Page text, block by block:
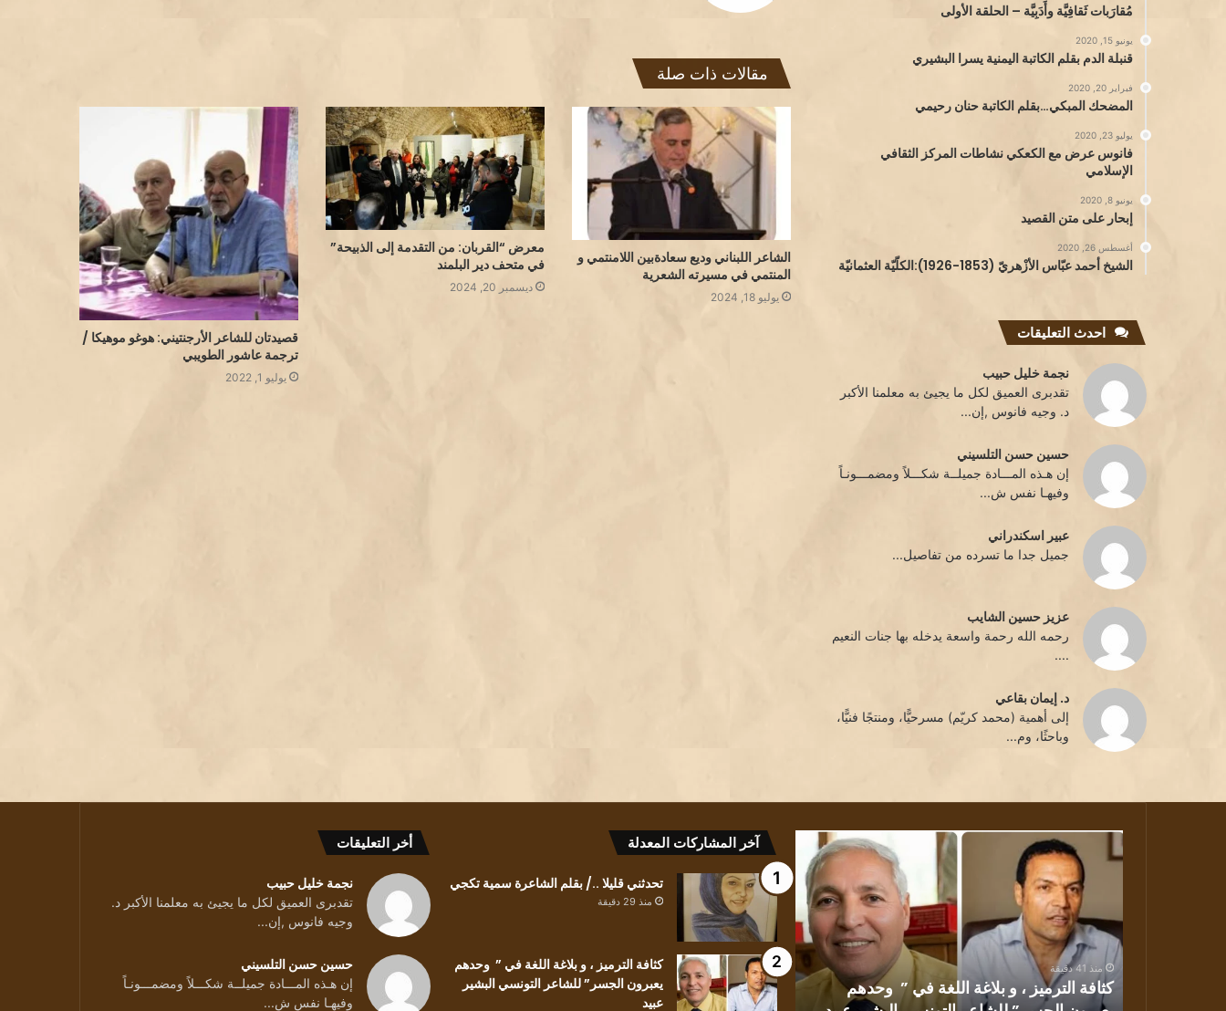
مقالات ذات صلة
الشاعر اللبناني وديع سعادةبين اللامنتمي و
المنتمي في مسيرته الشعرية
يوليو 18, 2024
معرض “القربان: من التقدمة إلى الذبيحة”
في متحف دير البلمند
ديسمبر 20, 2024
قصيدتان للشاعر الأرجنتيني: هوغو موهيكا /
ترجمة عاشور الطويبي
يوليو 1, 2022
مُقارَبات ثَقافِيَّة وأَدَبِيَّة – الحلقة الأولى
يونيو 15, 2020
قنبلة الدم بقلم الكاتبة اليمنية يسرا البشيري
فبراير 20, 2020
المضحك المبكي…بقلم الكاتبة حنان رحيمي
يوليو 23, 2020
فانوس عرض مع الكعكي نشاطات المركز الثقافي
الإسلامي
يونيو 8, 2020
إبحار على متن القصيد
أغسطس 26, 2020
الشيخ أحمد عبّاس الأزْهريّ (1853-1926):الكلّيّة العثمانيّة
احدث التعليقات
نجمة خليل حبيب
تقدبرى العميق لكل ما يجيئ به معلمنا الأكبر
د. وجيه فانوس ,إن...
حسين حسن التلسيني
إن هـذه المـــادة جميلــة شكـــلاً ومضمـــونـاً
وفيهـا نفس ش...
عبير اسكندراني
جميل جدا ما تسرده من تفاصيل...
عزيز حسين الشايب
رحمه الله رحمة واسعة يدخله بها جنات النعيم
....
د. إيمان بقاعي
إلى أهمية (محمد كريّم) مسرحيًّا، ومنتجًا فنيًّا،
وباحثًا، وم...
كثافة
الترميز
بلاغة
اللغة
في
” وحدهم
يعبرون
منذ 41 دقيقة
كثافة الترميز ، و بلاغة اللغة في ” وحدهم
تشمّع
الليل/
بقلم
الأديبة
إقبال
الشايب
غانم
منذ 55 دقيقة
الشاعرة
منذ 29 دقيقة
آخر المشاركات المعدلة
تحدثني قليلا ../ بقلم الشاعرة سمية تكجي
منذ 29 دقيقة
كثافة الترميز ، و بلاغة اللغة في ” وحدهم
يعبرون الجسر” للشاعر التونسي البشير
عبيد
أخر التعليقات
نجمة خليل حبيب
تقدبرى العميق لكل ما يجيئ به معلمنا الأكبر د.
وجيه فانوس ,إن...
حسين حسن التلسيني
إن هـذه المـــادة جميلــة شكـــلاً ومضمـــونـاً
وفيهـا نفس ش...